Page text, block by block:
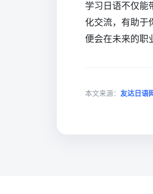
学习日语不仅能
化交流，有助于
便会在未来的职
本文来源： 友达日语